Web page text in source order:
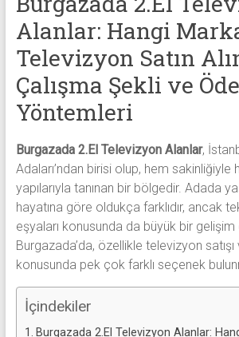
alanlar
adresten
alım
yapıyor
Alanlar: Hangi
Televizyon Satın
Çalışma Şekli ve
Yöntemleri
Burgazada 2.El Televizyon Alanlar,
Adaları’ndan birisi olup, hem sakinliğiyle
yapılarıyla tanınan bir bölgedir. Adada
hayatına göre oldukça farklıdır, ancak
eşyaları konusunda da büyük bir
Burgazada’da, özellikle televizyon satışı
konusunda pek çok farklı seçenek
İçindekiler
Burgazada 2.El Televizyon Alanlar: